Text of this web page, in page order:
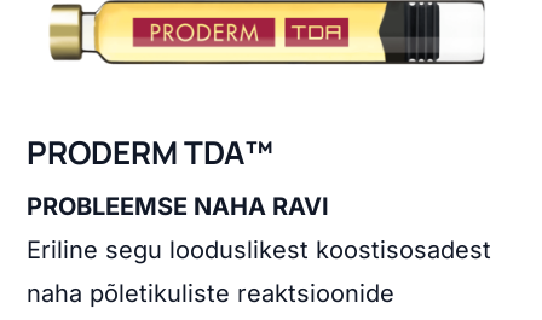
PRODERM TDA™
PROBLEEMSE NAHA RAVI
Eriline segu looduslikest koostisosadest
naha põletikuliste reaktsioonide